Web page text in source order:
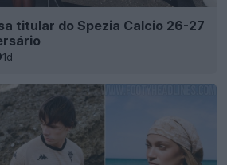
titular do Spezia Calcio 26-27
1d